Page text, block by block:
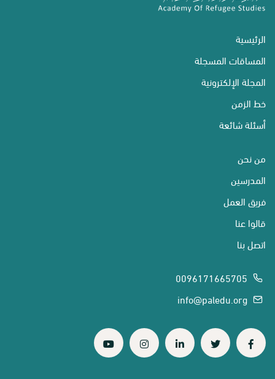
الرئيسية
المساقات المسجلة
المجلة الإلكترونية
خط الزمن
أسئلة شائعة
من نحن
المدرسين
فريق العمل
قالوا عنا
اتصل بنا
0096171665705
info@paledu.org